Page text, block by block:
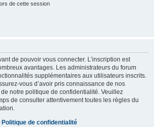
de cette session
de pouvoir vous connecter. L’inscription est
avantages. Les administrateurs du forum
supplémentaires aux utilisateurs inscrits.
vous d’avoir pris connaissance de nos
notre politique de confidentialité. Veuillez
de consulter attentivement toutes les règles du
Politique de confidentialité